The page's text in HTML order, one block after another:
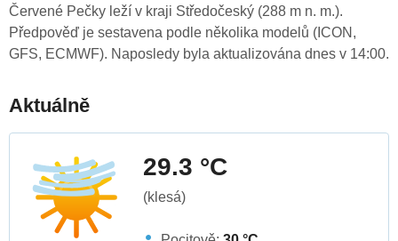
Červené Pečky leží v kraji Středočeský (288 m n. m.).
Předpověď je sestavena podle několika modelů (ICON,
GFS, ECMWF). Naposledy byla aktualizována dnes v 14:00.
Aktuálně
29.3 °C
(klesá)